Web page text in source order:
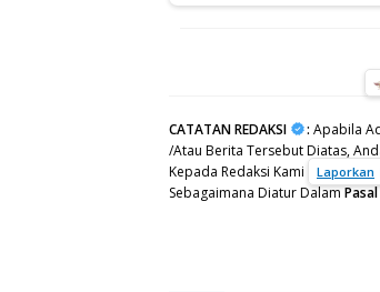
CATATAN REDAKSI : Apabila
/Atau Berita Tersebut Diatas,
Kepada Redaksi Kami
Laporkan
Sebagaimana Diatur Dalam